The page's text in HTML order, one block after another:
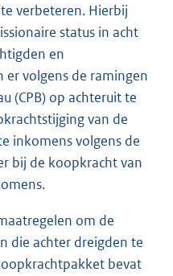
verbeteren. Hierbij
status in acht
en
er volgens de ramingen
(CPB) op achteruit te
van de
inkomens volgens de
bij de koopkracht van
om de
die achter dreigden te
bevat